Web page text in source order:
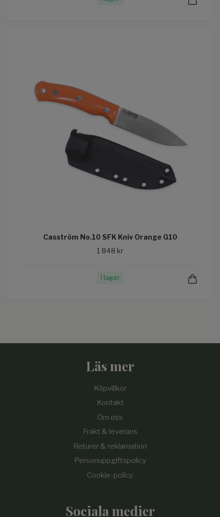
Casström No.10 SFK Kniv Orange G10
1 848 kr
I lager
Läs mer
Köpvillkor
Kontakt
Om oss
Frakt & leverans
Returer & reklamation
Personuppgiftspolicy
Cookie-policy
Sociala medier